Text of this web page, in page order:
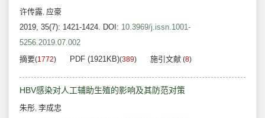
许传露, 应豪
2019, 35(7): 1421-1424. DOI: 10.3969/j.issn.1001-
5256.2019.07.002
摘要(1772) PDF (1921KB)(389) 施引文献 (8)
HBV感染对人工辅助生殖的影响及其防范对策
朱彤, 李成忠